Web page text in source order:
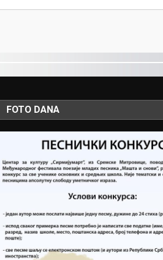
FOTO DANA